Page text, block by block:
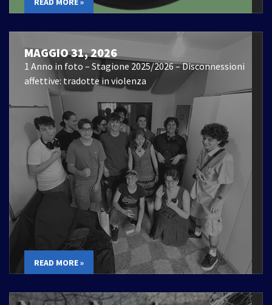
MAGGIO 31, 2026
1 Anno in foto – Stagione 2025/2026 – Disconnessioni
affettive: tradotte in violenza
READ MORE »